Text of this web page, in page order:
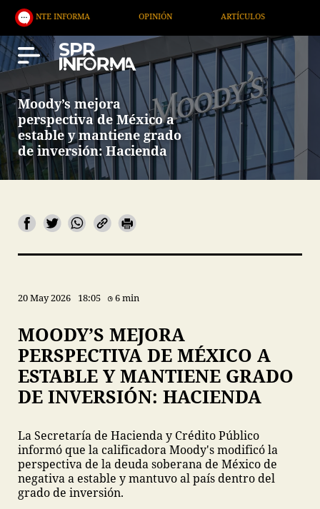
OPINIÓN ARTÍCULOS ARTE /
Moody’s mejora
perspectiva de México a
estable y mantiene grado
de inversión: Hacienda
20 May 2026 18:05 6 min
MOODY’S MEJORA
PERSPECTIVA DE MÉXICO A
ESTABLE Y MANTIENE GRADO
DE INVERSIÓN: HACIENDA
La Secretaría de Hacienda y Crédito Público
informó que la calificadora Moody's modificó la
perspectiva de la deuda soberana de México de
negativa a estable y mantuvo al país dentro del
grado de inversión.